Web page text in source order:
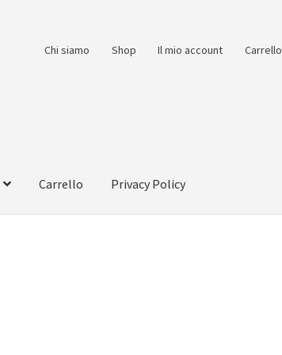
Chi siamo Shop Il mio account Carrello
Carrello Privacy Policy